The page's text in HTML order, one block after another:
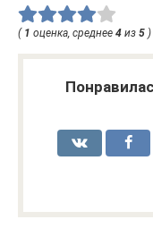
( 1 оценка, среднее 4 из 5 )